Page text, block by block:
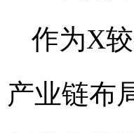
作为X
产业链布